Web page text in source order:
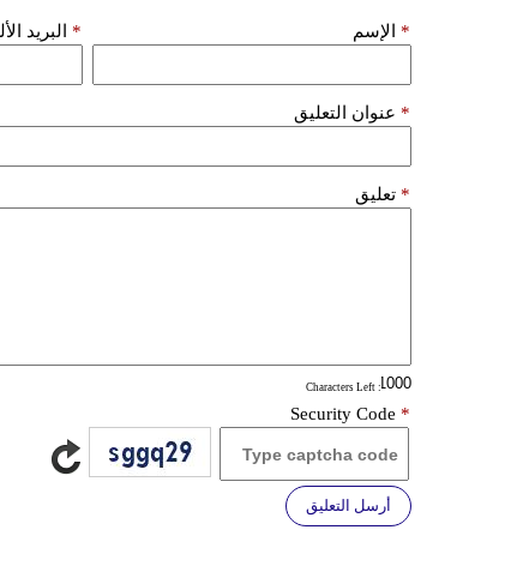
الإسم * البريد *
عنوان التعليق *
تعليق *
: Characters Left
Security Code *
أرسل التعليق